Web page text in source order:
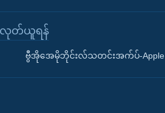
လုတ်ယူရန်
ဗွီအိုအေမိုဘိုင်းလ်သတင်းအက်ပ်-Apple